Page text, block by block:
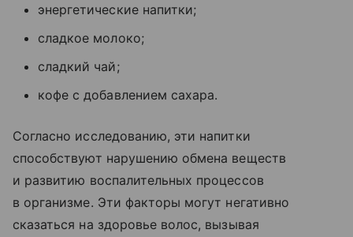
энергетические напитки;
сладкое молоко;
сладкий чай;
кофе с добавлением сахара.
Согласно исследованию, эти напитки
способствуют нарушению обмена веществ
и развитию воспалительных процессов
в организме. Эти факторы могут негативно
сказаться на здоровье волос, вызывая